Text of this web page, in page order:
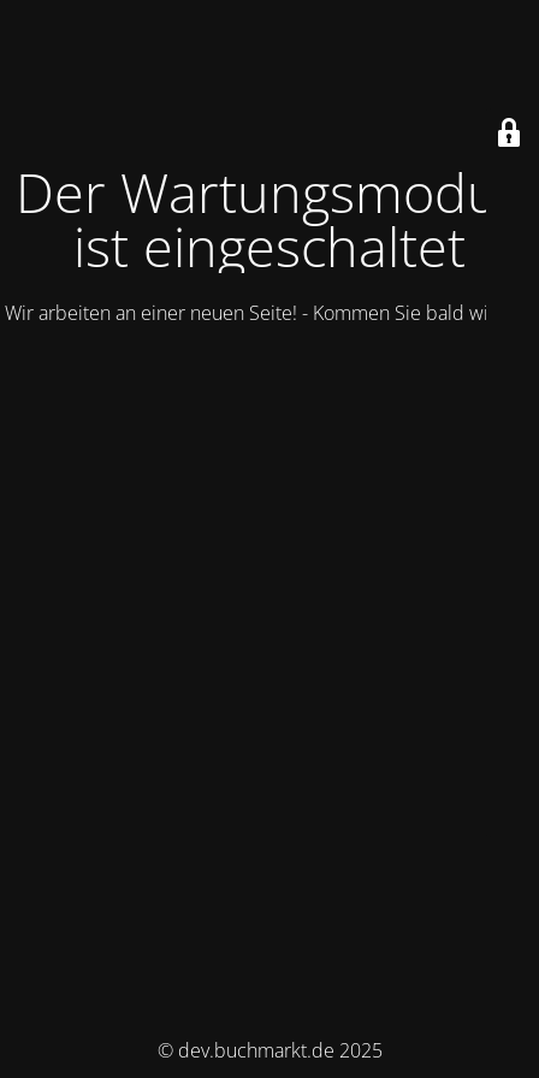
Der Wartungsmodus
ist eingeschaltet
Wir arbeiten an einer neuen Seite! - Kommen Sie bald wieder.
© dev.buchmarkt.de 2025